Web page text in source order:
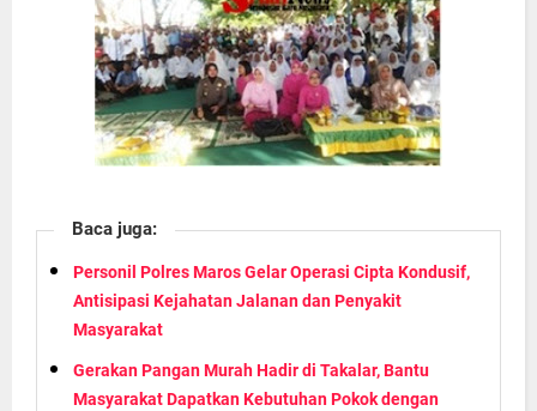
Baca juga:
Personil Polres Maros Gelar Operasi Cipta Kondusif,
Antisipasi Kejahatan Jalanan dan Penyakit
Masyarakat
Gerakan Pangan Murah Hadir di Takalar, Bantu
Masyarakat Dapatkan Kebutuhan Pokok dengan